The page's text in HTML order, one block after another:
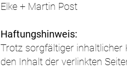
Elke + Martin Post
Haftungshinweis:
Trotz sorgfältiger inhaltlicher
den Inhalt der verlinkten